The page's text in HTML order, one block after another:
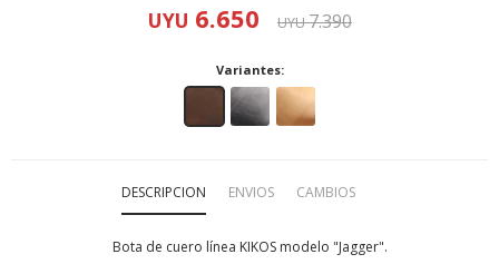
UYU 6.650 UYU7.390
Variantes:
DESCRIPCION ENVIOS CAMBIOS
Bota de cuero línea KIKOS modelo "Jagger".